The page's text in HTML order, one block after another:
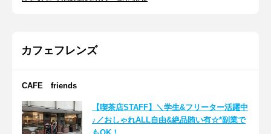
カフェフレンズ
CAFE friends
【喫茶店STAFF】＼学生&フリーター活躍中
♪／おしゃれALL自由&絶品賄い有☆*副業で